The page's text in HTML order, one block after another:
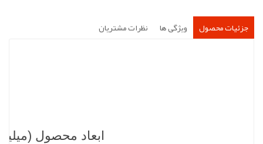
جزئیات محصول ویژگی ها نظرات مشتریان
ابعاد محصول